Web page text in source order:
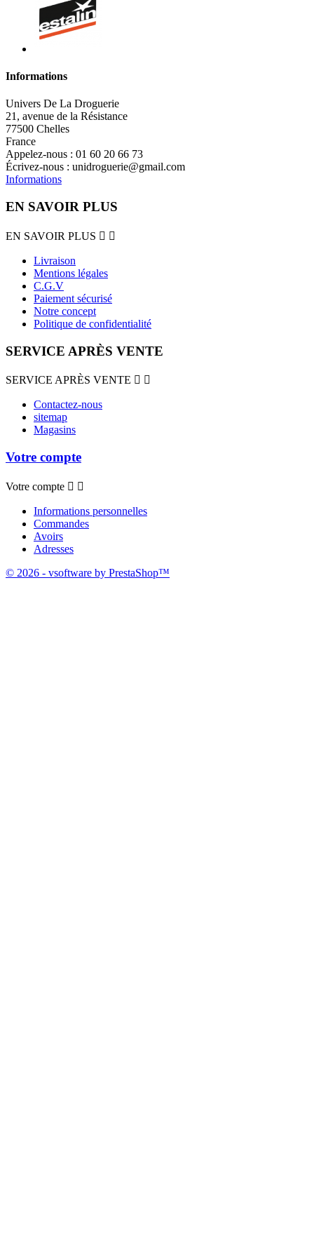
Informations
Univers De La Droguerie
21, avenue de la Résistance
77500 Chelles
France
Appelez-nous : 01 60 20 66 73
Écrivez-nous : unidroguerie@gmail.com
Informations
EN SAVOIR PLUS
EN SAVOIR PLUS  
Livraison
Mentions légales
C.G.V
Paiement sécurisé
Notre concept
Politique de confidentialité
SERVICE APRÈS VENTE
SERVICE APRÈS VENTE  
Contactez-nous
sitemap
Magasins
Votre compte
Votre compte  
Informations personnelles
Commandes
Avoirs
Adresses
© 2026 - vsoftware by PrestaShop™